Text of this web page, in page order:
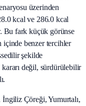
üzerinden
kcal ve 286.0 kcal
Bu fark küçük görünse
içinde benzer tercihler
şekilde
değil, sürdürülebilir
İngiliz Çöreği, Yumurtalı,